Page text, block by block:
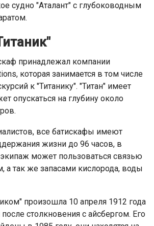
судно "Аталант" с глубоководным
принадлежал компании
которая занимается в том числе
к "Титанику". "Титан" имеет
опускаться на глубину около
все батискафы имеют
жизни до 96 часов, в
может пользоваться связью
а так же запасами кислорода, воды
произошла 10 апреля 1912 года
столкновения с айсбергом. Его